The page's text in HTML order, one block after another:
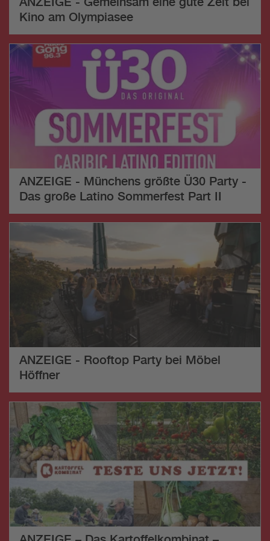
Kino am Olympiasee
ANZEIGE - Münchens größte Ü30 Party -
Das große Latino Sommerfest Part II
ANZEIGE - Rooftop Party bei Möbel
Höffner